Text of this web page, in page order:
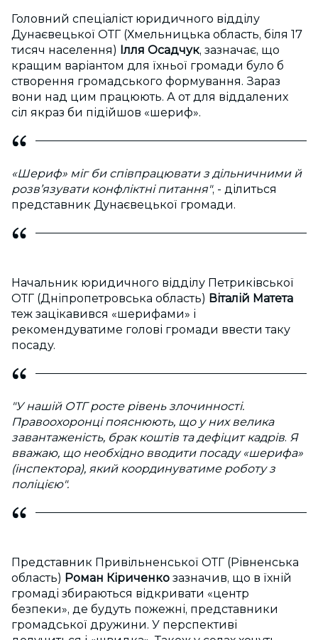
Головний спеціаліст юридичного відділу
Дунаєвецької ОТГ (Хмельницька область, біля 17
тисяч населення) Ілля Осадчук, зазначає, що
кращим варіантом для їхньої громади було б
створення громадського формування. Зараз
вони над цим працюють. А от для віддалених
сіл якраз би підійшов «шериф».
«Шериф» міг би співпрацювати з дільничними й
розв’язувати конфліктні питання", - ділиться
представник Дунаєвецької громади.
Начальник юридичного відділу Петриківської
ОТГ (Дніпропетровська область) Віталій Матета
теж зацікавився «шерифами» і
рекомендуватиме голові громади ввести таку
посаду.
"Унашій ОТГ росте рівень злочинності.
Правоохоронці пояснюють, що у них велика
завантаженість, брак коштів та дефіцит кадрів. Я
вважаю, що необхідно вводити посаду «шерифа»
(інспектора), який координуватиме роботу з
поліцією".
Представник Привільненської ОТГ (Рівненська
область) Роман Кіриченко зазначив, що в їхній
громаді збираються відкривати «центр
безпеки», де будуть пожежні, представники
громадської дружини. У перспективі